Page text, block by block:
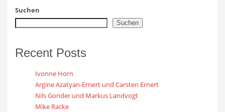
Suchen
Suchen
Recent Posts
Ivonne Horn
Argine Azatyan-Ernert und Carsten Ernert
Nils Gonder und Markus Landvogt
Mike Racke